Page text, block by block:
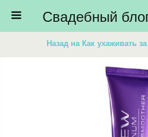
Назад на Как ухаживать